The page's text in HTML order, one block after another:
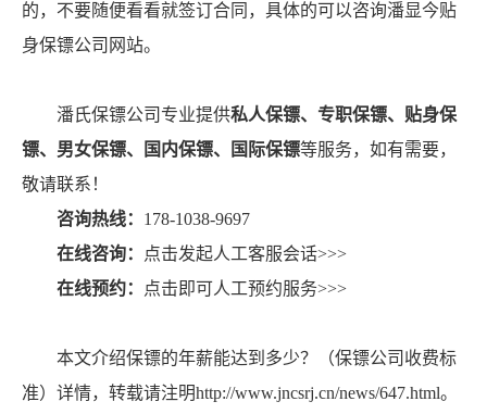
的，不要随便看看就签订合同，具体的可以咨询潘显今贴
身保镖公司网站。
潘氏保镖公司专业提供私人保镖、专职保镖、贴身保
镖、男女保镖、国内保镖、国际保镖等服务，如有需要，
敬请联系！
咨询热线： 178-1038-9697
在线咨询：
点击发起人工客服会话>>>
在线预约：
点击即可人工预约服务>>>
本文介绍保镖的年薪能达到多少？（保镖公司收费标
准）详情，转载请注明http://www.jncsrj.cn/news/647.html。